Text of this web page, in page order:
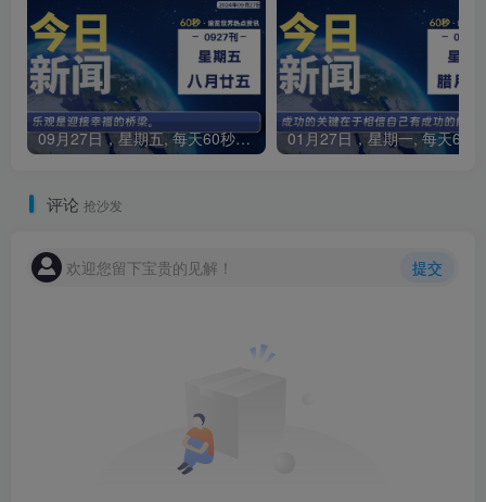
09月27日，星期五, 每天60秒读懂全世界！
评论 抢沙发
欢迎您留下宝贵的见解！ 提交